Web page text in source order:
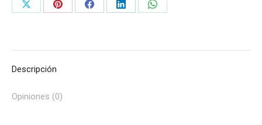
Share
Share
Share
Share
Share
Descripción
Opiniones (0)